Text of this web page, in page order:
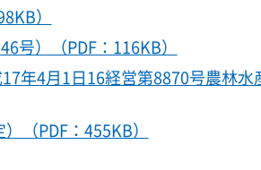
）
号）（PDF：116KB）
年4月1日16経営第8870号農林水
（PDF：455KB）